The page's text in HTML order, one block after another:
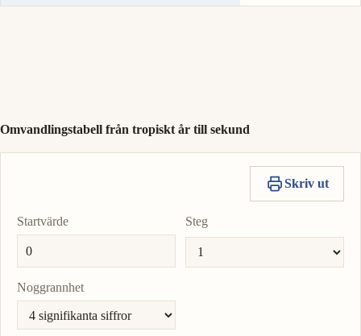
värdesom
Omvandlingstabell från tropiskt år till sekund
Skriv ut
Startvärde Steg
Noggrannhet